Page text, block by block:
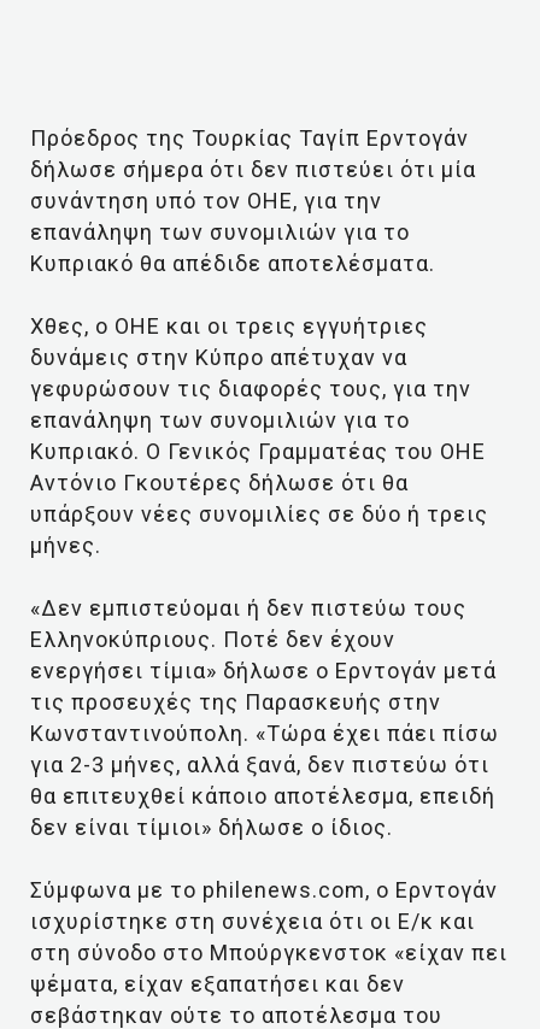
Πρόεδρος της Τουρκίας Ταγίπ Ερντογάν
δήλωσε σήμερα ότι δεν πιστεύει ότι μία
συνάντηση υπό τον ΟΗΕ, για την
επανάληψη των συνομιλιών για το
Κυπριακό θα απέδιδε αποτελέσματα.
Χθες, ο ΟΗΕ και οι τρεις εγγυήτριες
δυνάμεις στην Κύπρο απέτυχαν να
γεφυρώσουν τις διαφορές τους, για την
επανάληψη των συνομιλιών για το
Κυπριακό. Ο Γενικός Γραμματέας του ΟΗΕ
Αντόνιο Γκουτέρες δήλωσε ότι θα
υπάρξουν νέες συνομιλίες σε δύο ή τρεις
μήνες.
«Δεν εμπιστεύομαι ή δεν πιστεύω τους
Ελληνοκύπριους. Ποτέ δεν έχουν
ενεργήσει τίμια» δήλωσε ο Ερντογάν μετά
τις προσευχές της Παρασκευής στην
Κωνσταντινούπολη. «Τώρα έχει πάει πίσω
για 2-3 μήνες, αλλά ξανά, δεν πιστεύω ότι
θα επιτευχθεί κάποιο αποτέλεσμα, επειδή
δεν είναι τίμιοι» δήλωσε ο ίδιος.
Σύμφωνα με το philenews.com, ο Ερντογάν
ισχυρίστηκε στη συνέχεια ότι οι Ε/κ και
στη σύνοδο στο Μπούργκενστοκ «είχαν πει
ψέματα, είχαν εξαπατήσει και δεν
σεβάστηκαν ούτε το αποτέλεσμα του